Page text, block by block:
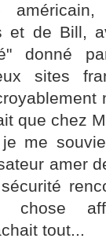
et de Bill,
donné
sites
que chez
me
amer
chose
tout...